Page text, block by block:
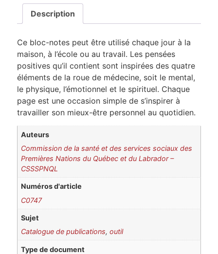
Description
Ce bloc-notes peut être utilisé chaque jour à la
maison, à l’école ou au travail. Les pensées
positives qu’il contient sont inspirées des quatre
éléments de la roue de médecine, soit le mental,
le physique, l’émotionnel et le spirituel. Chaque
page est une occasion simple de s’inspirer à
travailler son mieux-être personnel au quotidien.
Auteurs
Commission de la santé et des services sociaux des
Premières Nations du Québec et du Labrador –
CSSSPNQL
Numéros d'article
C0747
Sujet
Catalogue de publications,outil
Type de document